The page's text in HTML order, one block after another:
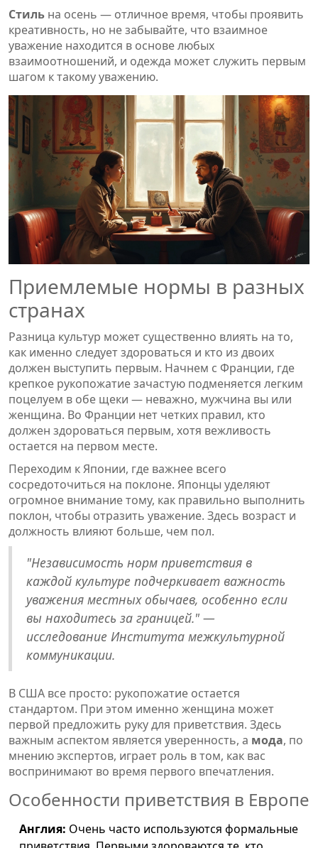
Стиль на осень — отличное время, чтобы проявить
креативность, но не забывайте, что взаимное
уважение находится в основе любых
взаимоотношений, и одежда может служить первым
шагом к такому уважению.
Приемлемые нормы в разных
странах
Разница культур может существенно влиять на то,
как именно следует здороваться и кто из двоих
должен выступить первым. Начнем с Франции, где
крепкое рукопожатие зачастую подменяется легким
поцелуем в обе щеки — неважно, мужчина вы или
женщина. Во Франции нет четких правил, кто
должен здороваться первым, хотя вежливость
остается на первом месте.
Переходим к Японии, где важнее всего
сосредоточиться на поклоне. Японцы уделяют
огромное внимание тому, как правильно выполнить
поклон, чтобы отразить уважение. Здесь возраст и
должность влияют больше, чем пол.
"Независимость норм приветствия в
каждой культуре подчеркивает важность
уважения местных обычаев, особенно если
вы находитесь за границей." —
исследование Института межкультурной
коммуникации.
В США все просто: рукопожатие остается
стандартом. При этом именно женщина может
первой предложить руку для приветствия. Здесь
важным аспектом является уверенность, а мода, по
мнению экспертов, играет роль в том, как вас
воспринимают во время первого впечатления.
Особенности приветствия в Европе
Англия: Очень часто используются формальные